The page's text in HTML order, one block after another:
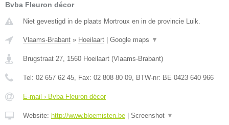
Bvba Fleuron décor
Niet gevestigd in de plaats Mortroux en in de provincie Luik.
Vlaams-Brabant » Hoeilaart Google maps ▼
Brugstraat 27, 1560 Hoeilaart (Vlaams-Brabant)
Tel: 02 657 62 45, Fax: 02 808 80 09, BTW-nr: BE 0423 640 966
E-mail › Bvba Fleuron décor
Website: http://www.bloemisten.be Screenshot ▼